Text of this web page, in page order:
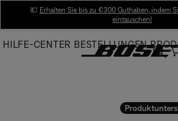
Main
💶 Erhalten Sie bis zu €300 Guthaben, indem
eintauschen!
HILFE-CENTER BESTELLUNGEN